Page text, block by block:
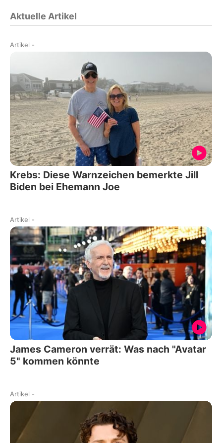
Aktuelle Artikel
Artikel -
Krebs: Diese Warnzeichen bemerkte Jill
Biden bei Ehemann Joe
Artikel -
James Cameron verrät: Was nach "Avatar
5" kommen könnte
Artikel -